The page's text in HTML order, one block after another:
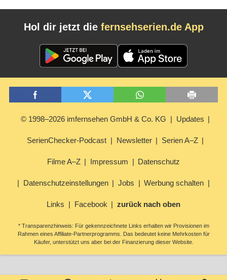
Hol dir jetzt die fernsehserien.de App
© 1998–2026 imfernsehen GmbH & Co. KG Updates
SerienChecker-Podcast Newsletter Serien A–Z
Filme A–Z Impressum Datenschutz
Datenschutzeinstellungen Jobs Werbung schalten
Links Facebook zurück nach oben
* Transparenzhinweis: Für gekennzeichnete Links erhalten wir Provisionen im
Rahmen eines Affiliate-Partnerprogramms. Das bedeutet keine Mehrkosten für
Käufer, unterstützt uns aber bei der Finanzierung dieser Website.